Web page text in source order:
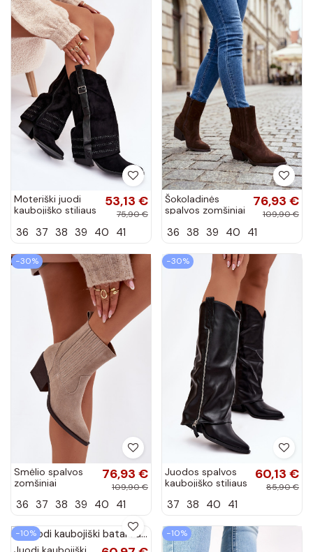
Moteriški juodi
kaubojiško stiliaus
dekoracija ir
53,13 €
75,90 €
36 37 38 39 40 41
Šokoladinės
spalvos zomšiniai
stiliaus moteriški
kulniukais,...
76,93 €
109,90 €
36 38 39 40 41
−30%
Smėlio spalvos
zomšiniai
stiliaus moteriški
kulniukais, šiltinti...
76,93 €
109,90 €
36 37 38 39 40 41
−30%
Juodos spalvos
kaubojiško stiliaus
kulniukais iš
Palira
60,13 €
85,90 €
37 38 40 41
−10% −10%